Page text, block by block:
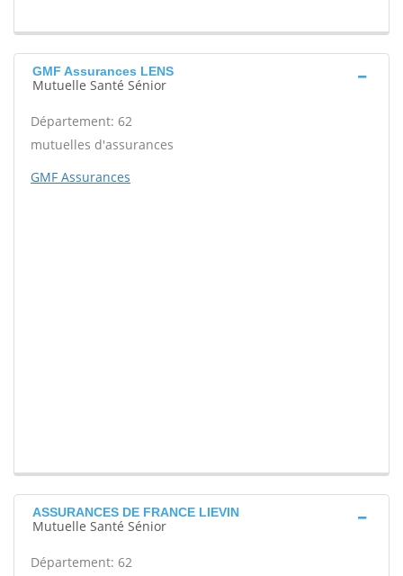
GMF Assurances LENS
Mutuelle Santé Sénior
Département: 62
mutuelles d'assurances
GMF Assurances
ASSURANCES DE FRANCE LIEVIN
Mutuelle Santé Sénior
Département: 62